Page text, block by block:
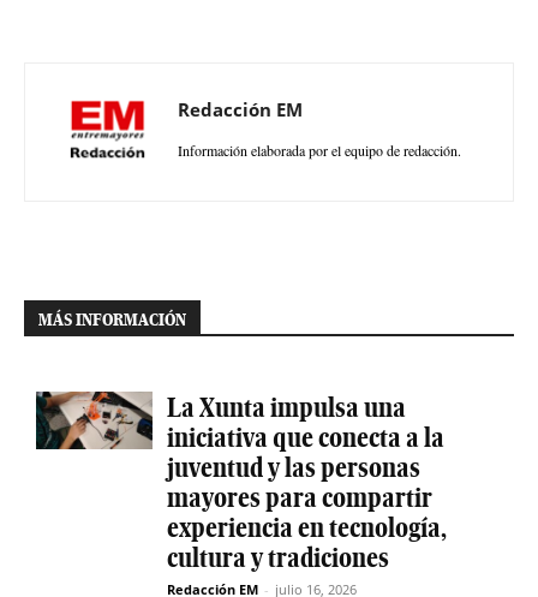
Redacción EM
Información elaborada por el equipo de redacción.
MÁS INFORMACIÓN
La Xunta impulsa una
iniciativa que conecta a la
juventud y las personas
mayores para compartir
experiencia en tecnología,
cultura y tradiciones
Redacción EM - julio 16, 2026